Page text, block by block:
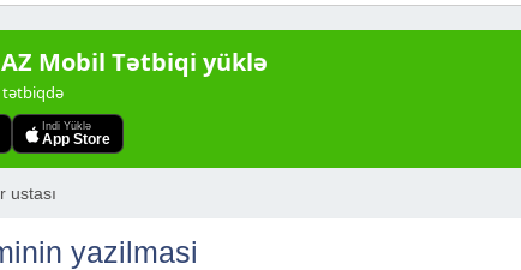
Mobil Tətbiqi yüklə
tətbiqdə
Indi Yüklə
App Store
ustası
yazilmasi